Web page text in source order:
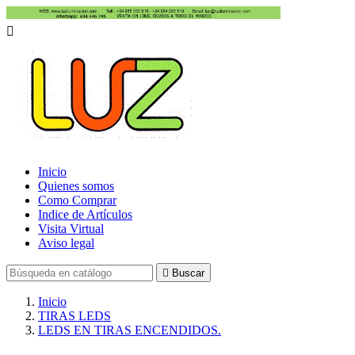

Inicio
Quienes somos
Como Comprar
Indice de Artículos
Visita Virtual
Aviso legal
 Buscar
Inicio
TIRAS LEDS
LEDS EN TIRAS ENCENDIDOS.